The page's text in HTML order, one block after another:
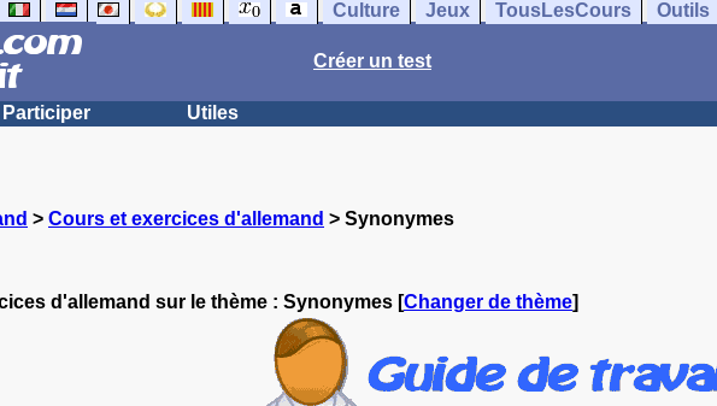
Culture Jeux TousLesCours Outils
Créer un test
Participer Utiles
> Cours et exercices d'allemand > Synonymes
d'allemand sur le thème : Synonymes [Changer de thème]